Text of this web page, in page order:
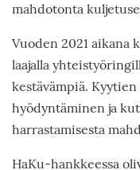
mahdotonta
Vuoden 2021 aikana
laajalla
kestävämpiä.
hyödyntäminen ja
harrastamisesta
HaKu-hankkeessa